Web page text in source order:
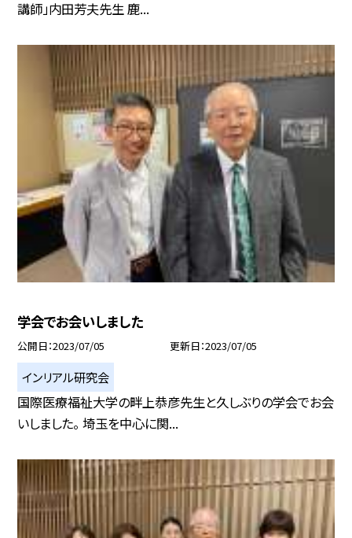
講師」内田芳夫先生 鹿...
学会でお会いしました
公開日 2023/07/05 更新日 2023/07/05
インリアル研究会
国際医療福祉大学の畔上恭彦先生と久しぶりの学会でお会
いしました。 埼玉を中心に関...